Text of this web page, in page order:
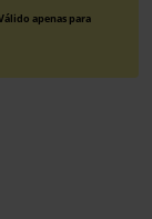
apenas para